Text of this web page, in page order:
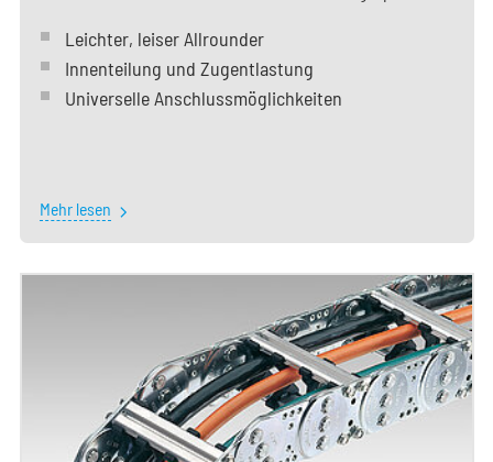
Leichter, leiser Allrounder
Innenteilung und Zugentlastung
Universelle Anschlussmöglichkeiten
Mehr lesen